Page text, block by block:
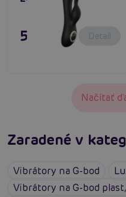
55,80 € Detail
Načítať
Zaradené v
Vibrátory na G-bod
Vibrátory na G-bod